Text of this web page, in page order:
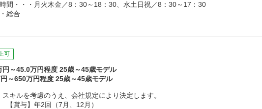
間・・・月火木金／8：30～18：30、水土日祝／8：30～17：30
総合
可
円～45.0万円程度 25歳～45歳モデル
円～650万円程度 25歳～45歳モデル
キルを考慮のうえ、会社規定により決定します。
【賞与】年2回（7月、12月）